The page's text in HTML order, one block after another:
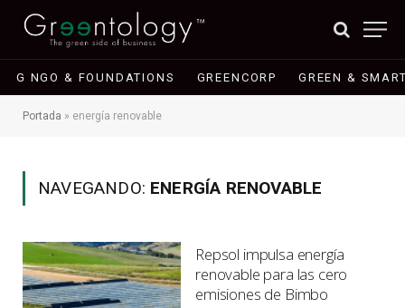
G NGO & FOUNDATIONS GREENCORP GREEN &
Portada » energía renovable
NAVEGANDO: ENERGÍA RENOVABLE
Repsol impulsa energía
renovable para las cero
emisiones de Bimbo